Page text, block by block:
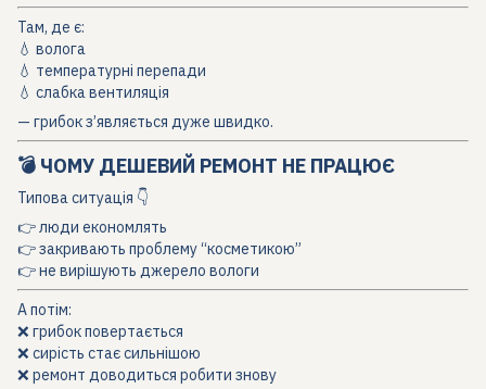
Там, де є:
💧 волога
💧 температурні перепади
💧 слабка вентиляція
— грибок з’являється дуже швидко.
💣 ЧОМУ ДЕШЕВИЙ РЕМОНТ НЕ ПРАЦЮЄ
Типова ситуація 👇
👉 люди економлять
👉 закривають проблему “косметикою”
👉 не вирішують джерело вологи
А потім:
❌ грибок повертається
❌ сирість стає сильнішою
❌ ремонт доводиться робити знову